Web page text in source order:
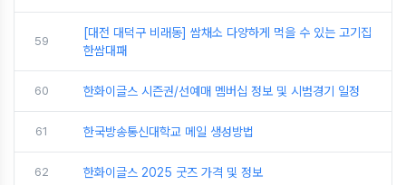
59
[대전 대덕구 비래동] 쌈채소 다양하게 먹을 수 있는 고기집
한쌈대패
60 한화이글스 시즌권/선예매 멤버십 정보 및 시범경기 일정
61 한국방송통신대학교 메일 생성방법
62 한화이글스 2025 굿즈 가격 및 정보